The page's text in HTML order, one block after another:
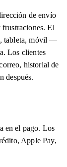
de envío
frustraciones. El
tableta, móvil —
Los clientes
historial de
después.
en el pago. Los
Apple Pay,